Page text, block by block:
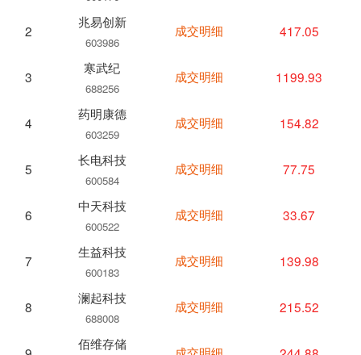
2
兆易创新
603986
3
寒武纪
688256
4
药明康德
603259
5
长电科技
600584
6
中天科技
600522
7
生益科技
600183
8
澜起科技
688008
佰维存储
成交明细 417.05
成交明细 1199.93
成交明细 154.82
成交明细 77.75
成交明细 33.67
成交明细 139.98
成交明细 215.52
成交明细